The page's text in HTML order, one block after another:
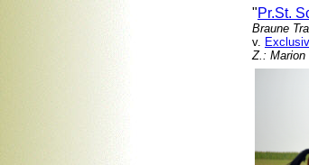
"Pr.St.
Braune
v. Exclusiv
Z.: Marion